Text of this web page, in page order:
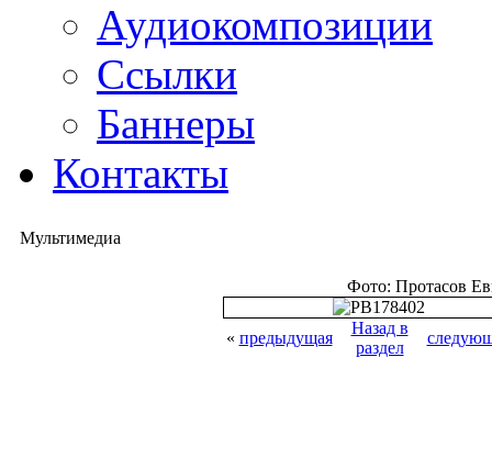
Аудиокомпозиции
Ссылки
Баннеры
Контакты
Мультимедиа
Фото: Протасов
« предыдущая
Назад в
раздел